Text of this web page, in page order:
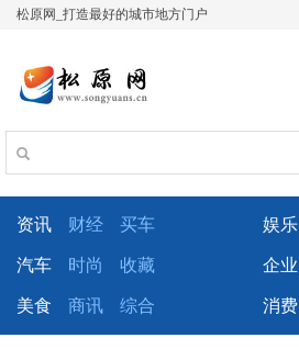
松原网_打造最好的城市地方门户
资讯 财经 买车 娱乐
汽车 时尚 收藏 企业
美食 商讯 综合 消费